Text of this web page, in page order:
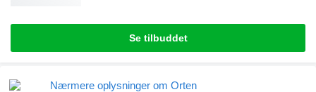
Se tilbuddet
Nærmere oplysninger om Orten